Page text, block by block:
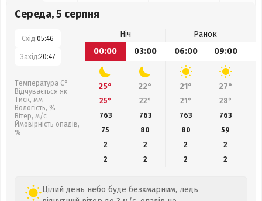
Середа, 5 серпня
Схід:05:46
Захід:20:47
Температура С°
Відчувається як
Тиск, мм
Вологість, %
Вітер, м/с
Ймовірність опадів,
%
Ніч
Ранок
00:00
03:00 06:00 09:00
25° 22° 21° 27°
25° 22° 21° 28°
763
763 763 763
75
80 80 59
2
2 2
2
2
2 2 2
Цілий день небо буде безхмарним, ледь